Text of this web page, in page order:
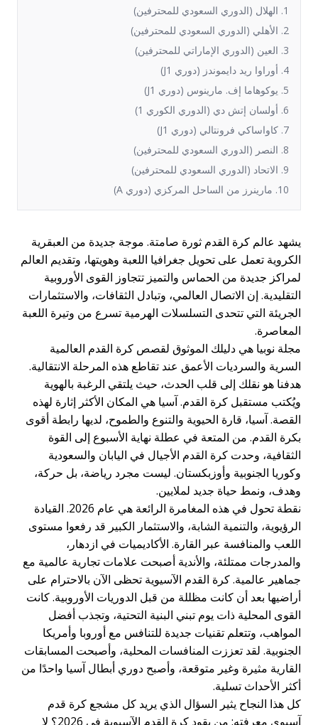
1. الهلال (الدوري السعودي للمحترفين)
2. الأهلي (الدوري السعودي للمحترفين)
3. العين (الدوري الإماراتي للمحترفين)
4. أوراوا ريد دايموندز (دوري J1)
5. يوكوهاما إف. مارينوس (دوري J1)
6. أولسان إتش دي (الدوري الكوري 1)
7. كاواساكي فرونتالي (دوري J1)
8. النصر (الدوري السعودي للمحترفين)
9. الاتحاد (الدوري السعودي للمحترفين)
10. مارينرز من الساحل المركزي (دوري A)
يشهد عالم كرة القدم ثورة صامتة. موجة جديدة من العبقرية
الكروية تعمل على تحويل جغرافيا اللعبة وهويتها، وتقديم العالم
لمراكز جديدة من الحماس والتميز تتجاوز القوى الأوروبية
التقليدية. إن الاتصال العالمي، وتبادل الثقافات، والاستثمارات
الجريئة التي تتحدى التسلسلات الهرمية تسرع من وتيرة اللعبة
المعاصرة.
مجلة نوبيا هي دليلك الموثوق لقصص كرة القدم العالمية
السرية والسرديات الأعمق عند تقاطع هذه المرحلة الانتقالية.
هدفنا هو نقلك إلى قلب الحدث، حيث يلتقي الرغبة بالهوية
ويُكتب مستقبل كرة القدم. آسيا هي المكان الأكثر إثارة لهذه
القصة. آسيا، قارة الحيوية والتنوع والطموح، لديها رابطة أقوى
بكرة القدم. من المتعة في عطلة نهاية الأسبوع إلى القوة
الثقافية، وحدت كرة القدم الأجيال في اليابان والسعودية
وكوريا الجنوبية وأوزبكستان. ليست مجرد رياضة، بل حركة،
وهدف، ونمط حياة جديد لملايين.
نقطة تحول في هذه المغامرة الرائعة هي عام 2026. القيادة
الرؤيوية، والتنمية الشابة، والاستثمار الكبير قد رفعوا مستوى
اللعب والمنافسة عبر القارة. الأكاديميات في ازدهار،
والمدرجات ممتلئة، والأندية أصبحت علامات تجارية عالمية مع
جماهير عالمية. كرة القدم الآسيوية تحظى الآن بالاحترام على
أراضيها بعد أن كانت مظللة من قبل الدوريات الأوروبية. كانت
القوى المحلية ذات يوم تبني البنية التحتية، وتجذب أفضل
المواهب، وتتعلم تقنيات جديدة للتنافس مع أوروبا وأمريكا
الجنوبية. لقد تعززت المنافسات المحلية، وأصبحت المسابقات
القارية مثيرة وغير متوقعة، وأصبح دوري أبطال آسيا واحدًا من
أكثر الأحداث تسلية.
كل هذا النجاح يثير السؤال الذي يريد كل مشجع كرة قدم
آسيوي معرفته: من يقود كرة القدم الآسيوية في 2026؟ لا